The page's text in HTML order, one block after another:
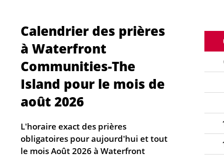
Calendrier des prières
à Waterfront
Communities-The
Island pour le mois de
août 2026
L'horaire exact des prières
obligatoires pour aujourd'hui et tout
le mois Août 2026 à Waterfront